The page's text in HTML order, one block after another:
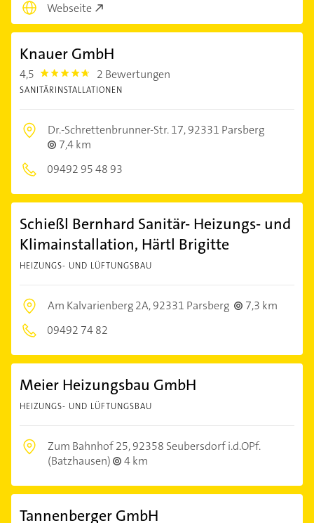
Webseite
Knauer GmbH
4,5 4.5 2 Bewertungen
SANITÄRINSTALLATIONEN
Dr.-Schrettenbrunner-Str. 17,92331 Parsberg
7,4 km
09492 95 48 93
Schießl Bernhard Sanitär- Heizungs- und
Klimainstallation, Härtl Brigitte
HEIZUNGS- UND LÜFTUNGSBAU
Am Kalvarienberg 2A,92331 Parsberg
7,3 km
09492 74 82
Meier Heizungsbau GmbH
HEIZUNGS- UND LÜFTUNGSBAU
Zum Bahnhof 25,92358 Seubersdorf i.d.OPf.
(Batzhausen)
4 km
Tannenberger GmbH